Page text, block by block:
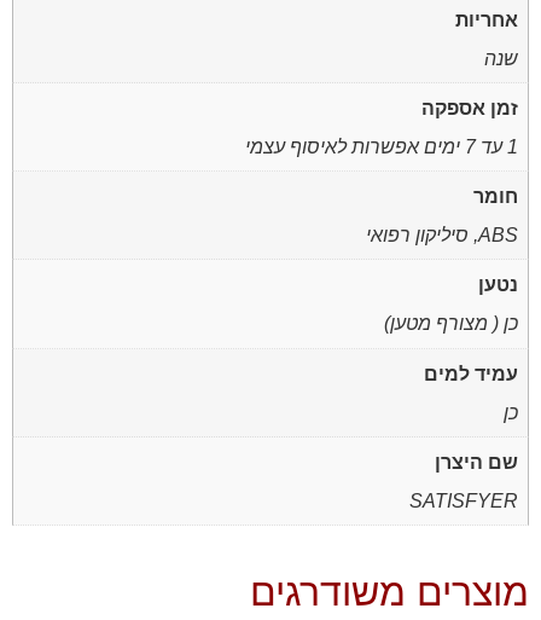
אחריות
שנה
זמן אספקה
1 עד 7 ימים אפשרות לאיסוף עצמי
חומר
ABS, סיליקון רפואי
נטען
כן ( מצורף מטען)
עמיד למים
כן
שם היצרן
SATISFYER
מוצרים משודרגים